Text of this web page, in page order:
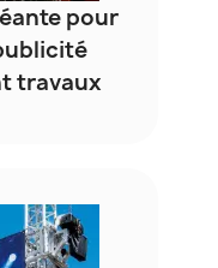
pour
travaux